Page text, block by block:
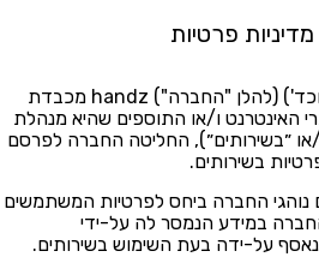
מדיניות פרטיות
מאחר שהגוף (תאגיד, חברה וכד') (להלן "החברה") handz מכבדת
האינטרנט ו/או התוספים שהיא מנהלת
או ״בשירותים״), החליטה החברה לפרסם
בשירותים.
החברה ביחס לפרטיות המשתמשים
במידע הנמסר לה על-ידי
על-ידה בעת השימוש בשירותים.